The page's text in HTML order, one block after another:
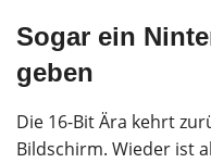
Sogar ein
geben
Die 16-Bit Ära kehrt
Bildschirm. Wieder ist